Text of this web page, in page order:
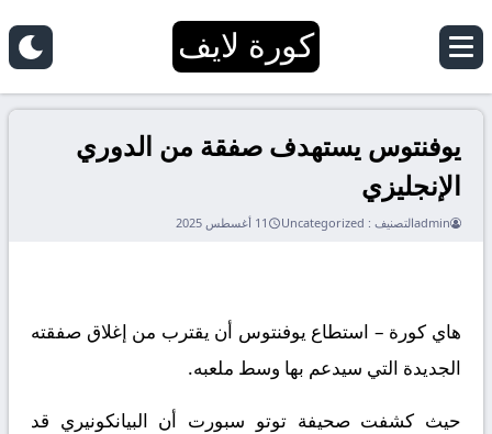
كورة لايف
يوفنتوس يستهدف صفقة من الدوري
الإنجليزي
adminالتصنيف : Uncategorized 11 أغسطس 2025
هاي كورة – استطاع يوفنتوس أن يقترب من إغلاق صفقته
الجديدة التي سيدعم بها وسط ملعبه.
حيث كشفت صحيفة توتو سبورت أن البيانكونيري قد